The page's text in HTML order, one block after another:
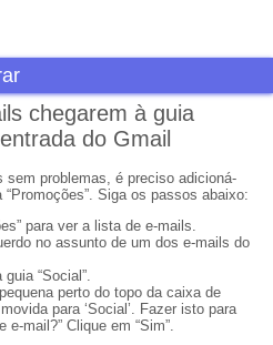
chegarem à guia
do Gmail
sem problemas, é preciso adicioná-
“Promoções”. Siga os passos abaixo:
para ver a lista de e-mails.
no assunto de um dos e-mails do
“Social”.
perto do topo da caixa de
para ‘Social’. Fazer isto para
mail?” Clique em “Sim”.